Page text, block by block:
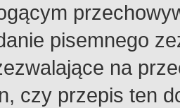
pisemnego
na
czy przepis ten